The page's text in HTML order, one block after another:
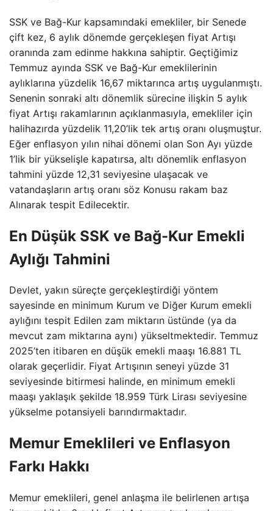
SSK ve Bağ-Kur kapsamındaki emekliler, bir Senede
çift kez, 6 aylık dönemde gerçekleşen fiyat Artışı
oranında zam edinme hakkına sahiptir. Geçtiğimiz
Temmuz ayında SSK ve Bağ-Kur emeklilerinin
aylıklarına yüzdelik 16,67 miktarınca artış uygulanmıştı.
Senenin sonraki altı dönemlik sürecine ilişkin 5 aylık
fiyat Artışı rakamlarının açıklanmasıyla, emekliler için
halihazırda yüzdelik 11,20’lik tek artış oranı oluşmuştur.
Eğer enflasyon yılın nihai dönemi olan Son Ayı yüzde
1’lik bir yükselişle kapatırsa, altı dönemlik enflasyon
tahmini yüzde 12,31 seviyesine ulaşacak ve
vatandaşların artış oranı söz Konusu rakam baz
Alınarak tespit Edilecektir.
En Düşük SSK ve Bağ-Kur Emekli
Aylığı Tahmini
Devlet, yakın süreçte gerçekleştirdiği yöntem
sayesinde en minimum Kurum ve Diğer Kurum emekli
aylığını tespit Edilen zam miktarın üstünde (ya da
mevcut zam miktarına aynı) yükseltmektedir. Temmuz
2025’ten itibaren en düşük emekli maaşı 16.881 TL
olarak geçerlidir. Fiyat Artışının seneyi yüzde 31
seviyesinde bitirmesi halinde, en minimum emekli
maaşı yaklaşık şekilde 18.959 Türk Lirası seviyesine
yükselme potansiyeli barındırmaktadır.
Memur Emeklileri ve Enflasyon
Farkı Hakkı
Memur emeklileri, genel anlaşma ile belirlenen artışa